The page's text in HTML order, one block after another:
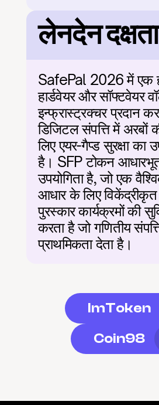
लेनदेन दक्षता
SafePal 2026 में एक
हार्डवेयर और सॉफ्टवेयर
इन्फ्रास्ट्रक्चर प्रदान
डिजिटल संपत्ति में अरबों
लिए एयर-गैप्ड सुरक्षा का
है। SFP टोकन आधारभूत
उपयोगिता है, जो एक
आधार के लिए
पुरस्कार कार्यक्रमों की
करता है जो गणितीय
प्राथमिकता देता है।
ImToken
Coin98